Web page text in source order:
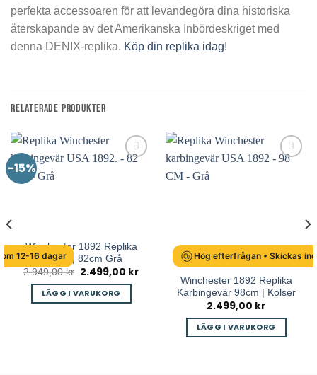
perfekta accessoaren för att levandegöra dina historiska
återskapande av det Amerikanska Inbördeskriget med
denna DENIX-replika. Köp din replika idag!
RELATERADE PRODUKTER
-15%
Winchester 1892 Replika
Karbin | 82cm Grå
2.949,00kr
Det
ursprungliga
priset
var:
2.499,00 krDet
nuvarande
LÄGG I VARUKORG
Hög efterfrågan • Skickas
Winchester 1892 Replika
Karbingevär 98cm | Kolser
2.499,00 kr
LÄGG I VARUKORG
12-16 dagar